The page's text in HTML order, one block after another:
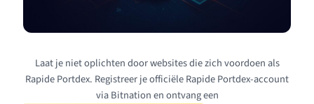
Laat je niet oplichten door websites die zich voordoen als
Rapide Portdex. Registreer je officiële Rapide Portdex-account
via Bitnation en ontvang een